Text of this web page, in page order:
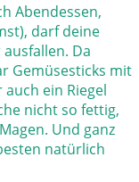
Abendessen,
darf deine
Da
Gemüsesticks mit
ein Riegel
nicht so fettig,
Und ganz
natürlich